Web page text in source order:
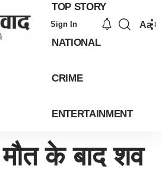
TOP STORY
NATIONAL
CRIME
ENTERTAINMENT
Sign In Aa
के बाद शव